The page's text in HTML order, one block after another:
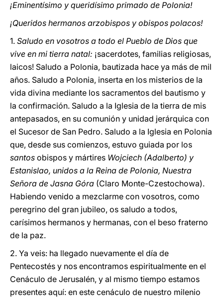
¡Eminentísimo y queridísimo primado de Polonia!
¡Queridos hermanos arzobispos y obispos polacos!
1. Saludo en vosotros a todo el Pueblo de Dios que
vive en mi tierra natal: ¡sacerdotes, familias religiosas,
laicos! Saludo a Polonia, bautizada hace ya más de mil
años. Saludo a Polonia, inserta en los misterios de la
vida divina mediante los sacramentos del bautismo y
la confirmación. Saludo a la Iglesia de la tierra de mis
antepasados, en su comunión y unidad jerárquica con
el Sucesor de San Pedro. Saludo a la Iglesia en Polonia
que, desde sus comienzos, estuvo guiada por los
santos obispos y mártires Wojciech (Adalberto) y
Estanislao, unidos a la Reina de Polonia, Nuestra
Señora de Jasna Góra (Claro Monte-Czestochowa).
Habiendo venido a mezclarme con vosotros, como
peregrino del gran jubileo, os saludo a todos,
carísimos hermanos y hermanas, con el beso fraterno
de la paz.
2. Ya veis: ha llegado nuevamente el día de
Pentecostés y nos encontramos espiritualmente en el
Cenáculo de Jerusalén, y al mismo tiempo estamos
presentes aquí: en este cenáculo de nuestro milenio